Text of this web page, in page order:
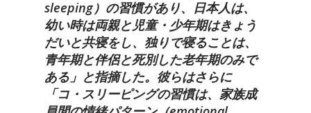
sleeping）の習慣があり、日本人は、
幼い時は両親と児童・少年期はきょう
だいと共寝をし、独りで寝ることは、
青年期と伴侶と死別した老年期のみで
ある」と指摘した。彼らはさらに
「コ・スリーピングの習慣は、家族成